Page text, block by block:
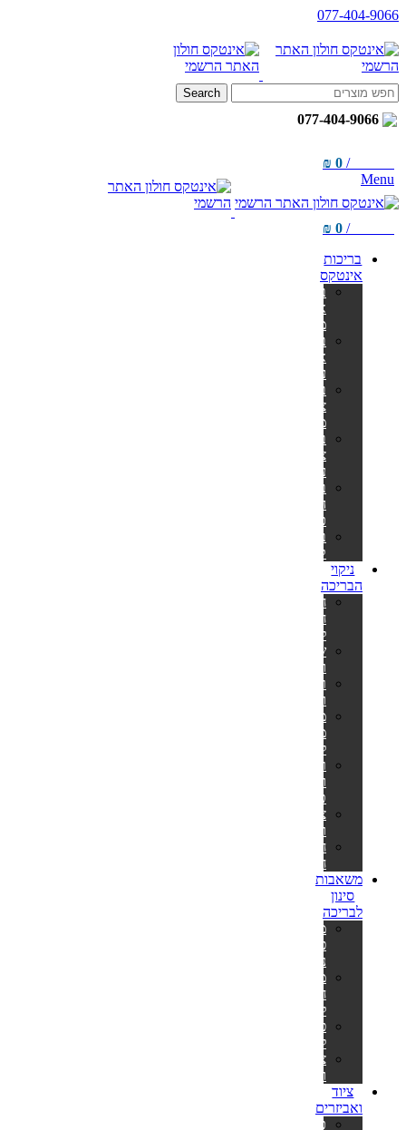
077-404-9066
Search
077-404-9066
/
₪ 0
Menu
/
₪ 0
בריכות
אינטקס
בריכות
אולטרה
מלבניות
בריכות
אולטרה
עגולות
בריכות
צינורות
מלבניות
בריכות
צינורות
עגולות
בריכות
הכל
כלול
בריכות
קערה
ניקוי
הבריכה
חומרי
חיטוי
לבריכה
שואבים
וסקימרים
רובוטים
ושואבים
מערכות
מלח
לבריכה
רשתות
ומוטות
טלסקופיים
צינורות
ומתאמים
חבילות
חומרים
משאבות
סינון
לבריכה
משאבות
פילטר
נייר
משאבות
חול
לבריכה
פילטרים
למשאבות
צינורות
ומתאמים
ציוד
ואביזרים
כיסויים